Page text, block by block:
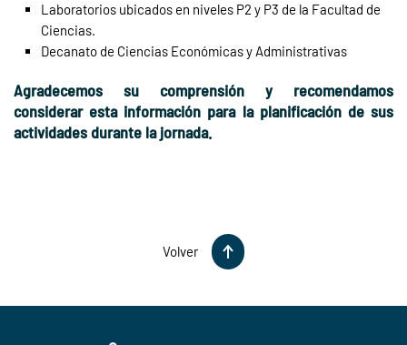
Laboratorios ubicados en niveles P2 y P3 de la Facultad de
Ciencias.
Decanato de Ciencias Económicas y Administrativas
Agradecemos su comprensión y recomendamos
considerar esta información para la planificación de sus
actividades durante la jornada.
Volver